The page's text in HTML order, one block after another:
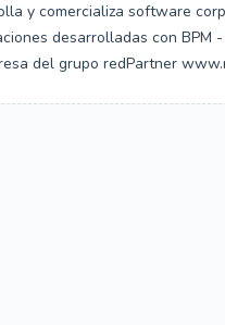
y comercializa software
desarrolladas con BPM
del grupo redPartner